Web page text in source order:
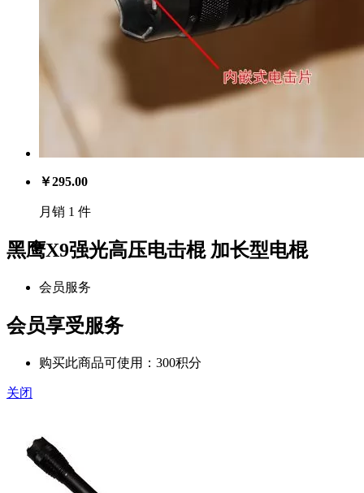
￥295.00
月销 1 件
黑鹰X9强光高压电击棍 加长型电棍
会员服务
会员享受服务
购买此商品可使用：300积分
关闭